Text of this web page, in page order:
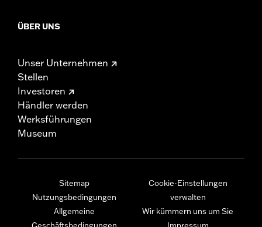
ÜBER UNS
Unser Unternehmen
Stellen
Investoren
Händler werden
Werksführungen
Museum
Sitemap
Nutzungsbedingungen
Allgemeine
Geschäftsbedingungen
Cookie-Einstellungen
verwalten
Wir kümmern uns um Sie
Impressum